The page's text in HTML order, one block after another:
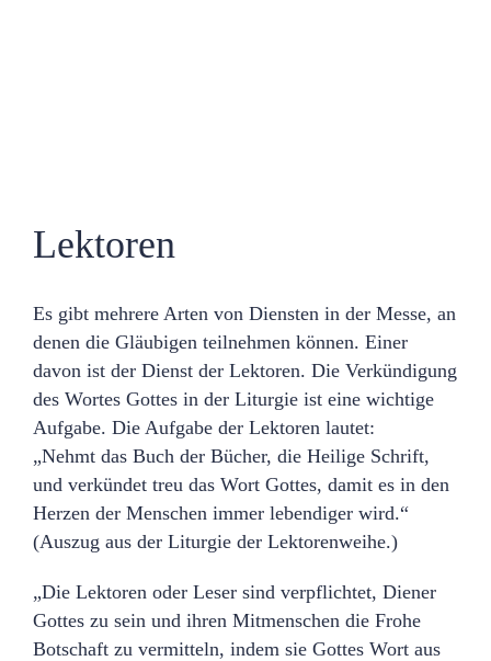
Lektoren
Es gibt mehrere Arten von Diensten in der Messe, an
denen die Gläubigen teilnehmen können. Einer
davon ist der Dienst der Lektoren. Die Verkündigung
des Wortes Gottes in der Liturgie ist eine wichtige
Aufgabe. Die Aufgabe der Lektoren lautet:
„Nehmt das Buch der Bücher, die Heilige Schrift,
und verkündet treu das Wort Gottes, damit es in den
Herzen der Menschen immer lebendiger wird.“
(Auszug aus der Liturgie der Lektorenweihe.)
„Die Lektoren oder Leser sind verpflichtet, Diener
Gottes zu sein und ihren Mitmenschen die Frohe
Botschaft zu vermitteln, indem sie Gottes Wort aus